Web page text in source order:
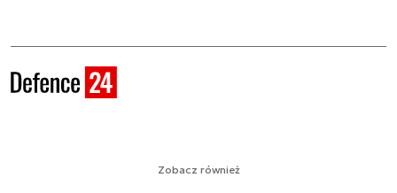
Zobacz również